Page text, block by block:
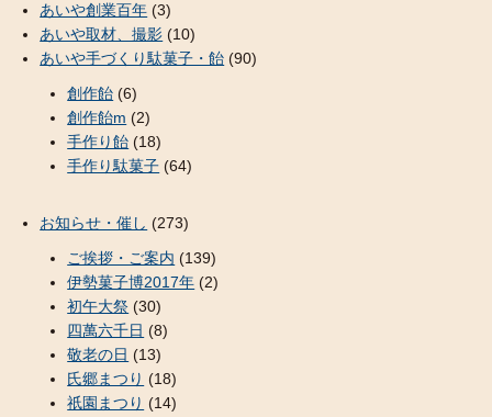
あいや創業百年 (3)
あいや取材、撮影 (10)
あいや手づくり駄菓子・飴 (90)
創作飴 (6)
創作飴m (2)
手作り飴 (18)
手作り駄菓子 (64)
お知らせ・催し (273)
ご挨拶・ご案内 (139)
伊勢菓子博2017年 (2)
初午大祭 (30)
四萬六千日 (8)
敬老の日 (13)
氏郷まつり (18)
祇園まつり (14)